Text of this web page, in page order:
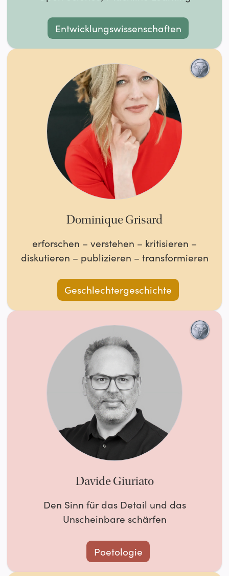
Entwicklungswissenschaften
Dominique Grisard
erforschen – verstehen – kritisieren –
diskutieren – publizieren – transformieren
Geschlechtergeschichte
Davide Giuriato
Den Sinn für das Detail und das
Unscheinbare schärfen
Poetologie